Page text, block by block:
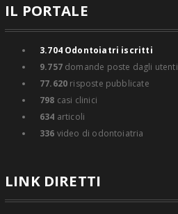
IL PORTALE
3.704Odontoiatri iscritti
9.757domande poste dagli utenti
77.620 risposte pubblicate
798 casi clinici
634 articoli
336 video di odontoiatria
LINK DIRETTI